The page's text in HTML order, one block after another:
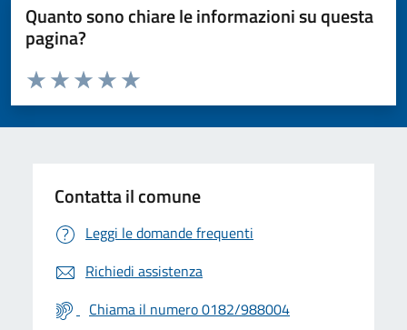
Quanto sono chiare le informazioni su questa
pagina?
Valuta da 1 a 5 stelle la pagina
Valuta 5 stelle su 5
Valuta 4 stelle su 5
Valuta 3 stelle su 5
Valuta 2 stelle su 5
Valuta 1 stelle su 5
Contatta il comune
Leggi le domande frequenti
Richiedi assistenza
Chiama il numero 0182/988004